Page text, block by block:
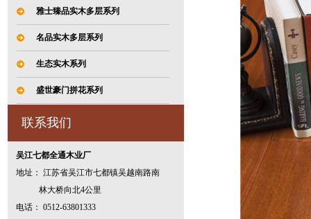
雅士臻品实木多层系列
名品实木多层系列
生态实木系列
盛世豪门拼花系列
联系我们
吴江七都全通木业厂
地址： 江苏省吴江市七都镇吴越南路南
林大桥向北4公里
电话： 0512-63801333